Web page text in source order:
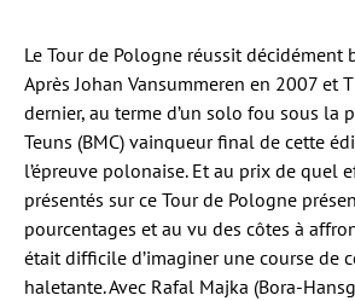
Le Tour de Pologne réussit décidément
Après Johan Vansummeren en 2007 et
dernier, au terme d’un solo fou sous la
Teuns (BMC) vainqueur final de cette
l’épreuve polonaise. Et au prix de quel
présentés sur ce Tour de Pologne
pourcentages et au vu des côtes à
était difficile d’imaginer une course de
haletante. Avec Rafal Majka (Bora-